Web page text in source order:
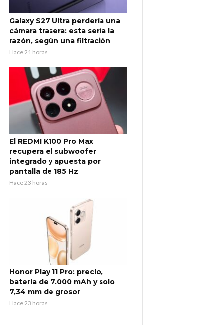
Galaxy S27 Ultra perdería una
cámara trasera: esta sería la
razón, según una filtración
Hace 21 horas
El REDMI K100 Pro Max
recupera el subwoofer
integrado y apuesta por
pantalla de 185 Hz
Hace 23 horas
Honor Play 11 Pro: precio,
batería de 7.000 mAh y solo
7,34 mm de grosor
Hace 23 horas